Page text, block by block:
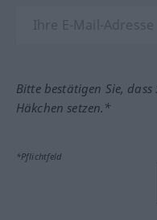
Bitte bestätigen Sie,
Häkchen setzen.*
*Pflichtfeld